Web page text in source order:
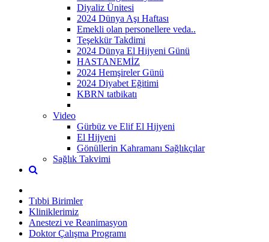
Diyaliz Ünitesi
2024 Dünya Aşı Haftası
Emekli olan personellere veda..
Teşekkür Takdimi
2024 Dünya El Hijyeni Günü
HASTANEMİZ
2024 Hemşireler Günü
2024 Diyabet Eğitimi
KBRN tatbikatı
Video
Gürbüz ve Elif El Hijyeni
El Hijyeni
Gönüllerin Kahramanı Sağlıkçılar
Sağlık Takvimi
Tıbbi Birimler
Kliniklerimiz
Anestezi ve Reanimasyon
Doktor Çalışma Programı